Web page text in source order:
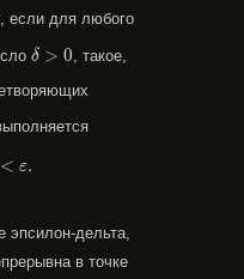
, если для любого
δ > 0
δ >
, такое,
< ε.
эпсилон-дельта,
в точке